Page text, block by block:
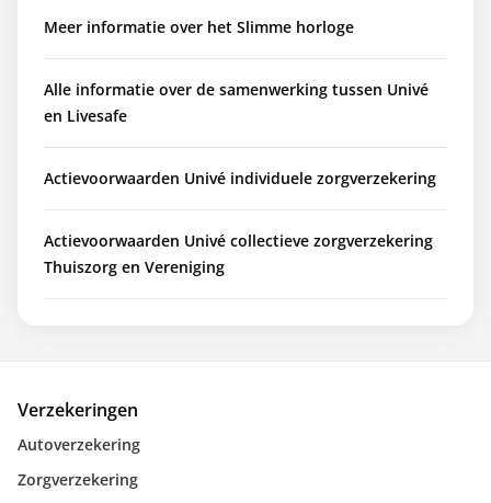
Meer informatie over het Slimme horloge
Alle informatie over de samenwerking tussen Univé
en Livesafe
Actievoorwaarden Univé individuele zorgverzekering
Actievoorwaarden Univé collectieve zorgverzekering
Thuiszorg en Vereniging
Verzekeringen
Autoverzekering
Zorgverzekering